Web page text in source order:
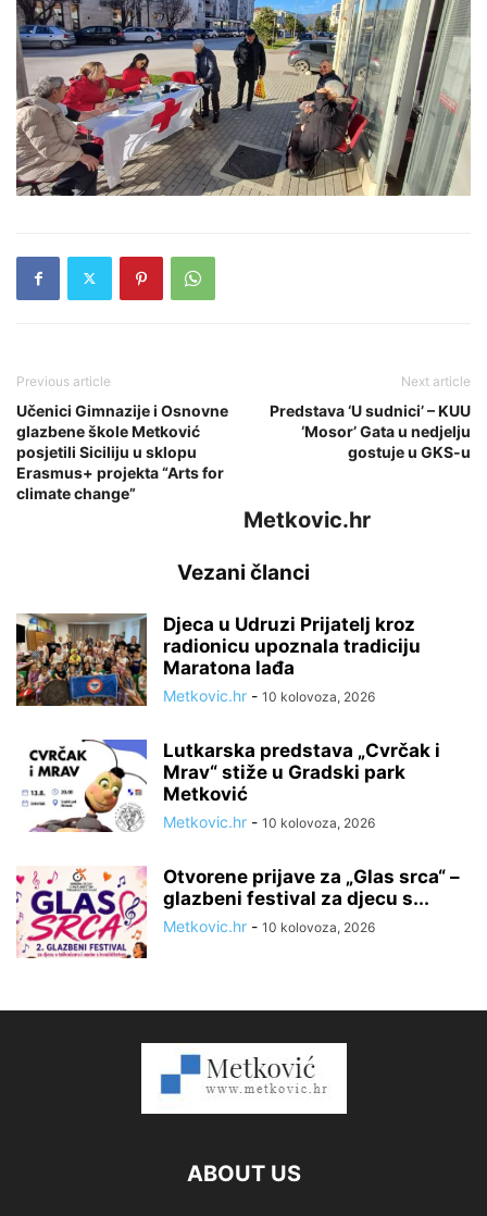
Previous article
Učenici Gimnazije i Osnovne
glazbene škole Metković
posjetili Siciliju u sklopu
Erasmus+ projekta “Arts for
climate change”
Next article
Predstava ‘U sudnici’ – KUU
‘Mosor’ Gata u nedjelju
gostuje u GKS-u
Metkovic.hr
Vezani članci
Djeca u Udruzi Prijatelj kroz
radionicu upoznala tradiciju
Maratona lađa
Metkovic.hr - 10 kolovoza, 2026
Lutkarska predstava „Cvrčak i
Mrav“ stiže u Gradski park
Metković
Metkovic.hr - 10 kolovoza, 2026
Otvorene prijave za „Glas srca“ –
glazbeni festival za djecu s...
Metkovic.hr - 10 kolovoza, 2026
ABOUT US